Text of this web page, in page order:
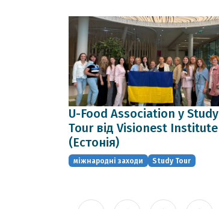
U-Food Association у Study
Tour від Visionest Institute
(Естонія)
міжнародні заходи Study Tour